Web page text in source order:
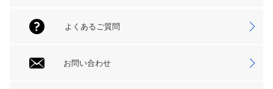
よくあるご質問
お問い合わせ